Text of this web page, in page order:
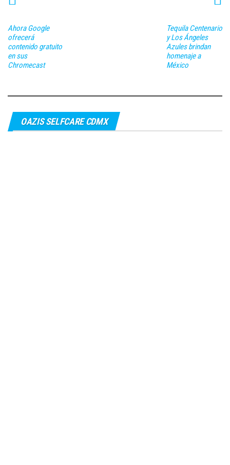
Ahora Google
ofrecerá
contenido gratuito
en sus
Chromecast
Tequila Centenario
y Los Ángeles
Azules brindan
homenaje a
México
OAZIS SELFCARE CDMX